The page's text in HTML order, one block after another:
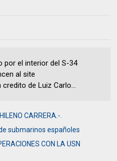
por el interior del S-34
al site
de Luiz Carlo...
CARRERA.-.
submarinos españoles
CON LA USN